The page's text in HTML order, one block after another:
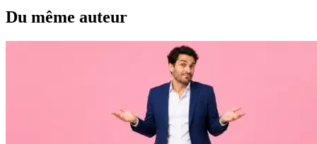
Du même auteur